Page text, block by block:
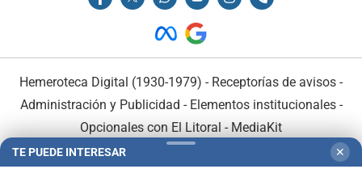
Hemeroteca Digital (1930-1979) - Receptorías de avisos -
Administración y Publicidad - Elementos institucionales-
Opcionales con El Litoral - MediaKit
TE PUEDE INTERESAR ✕